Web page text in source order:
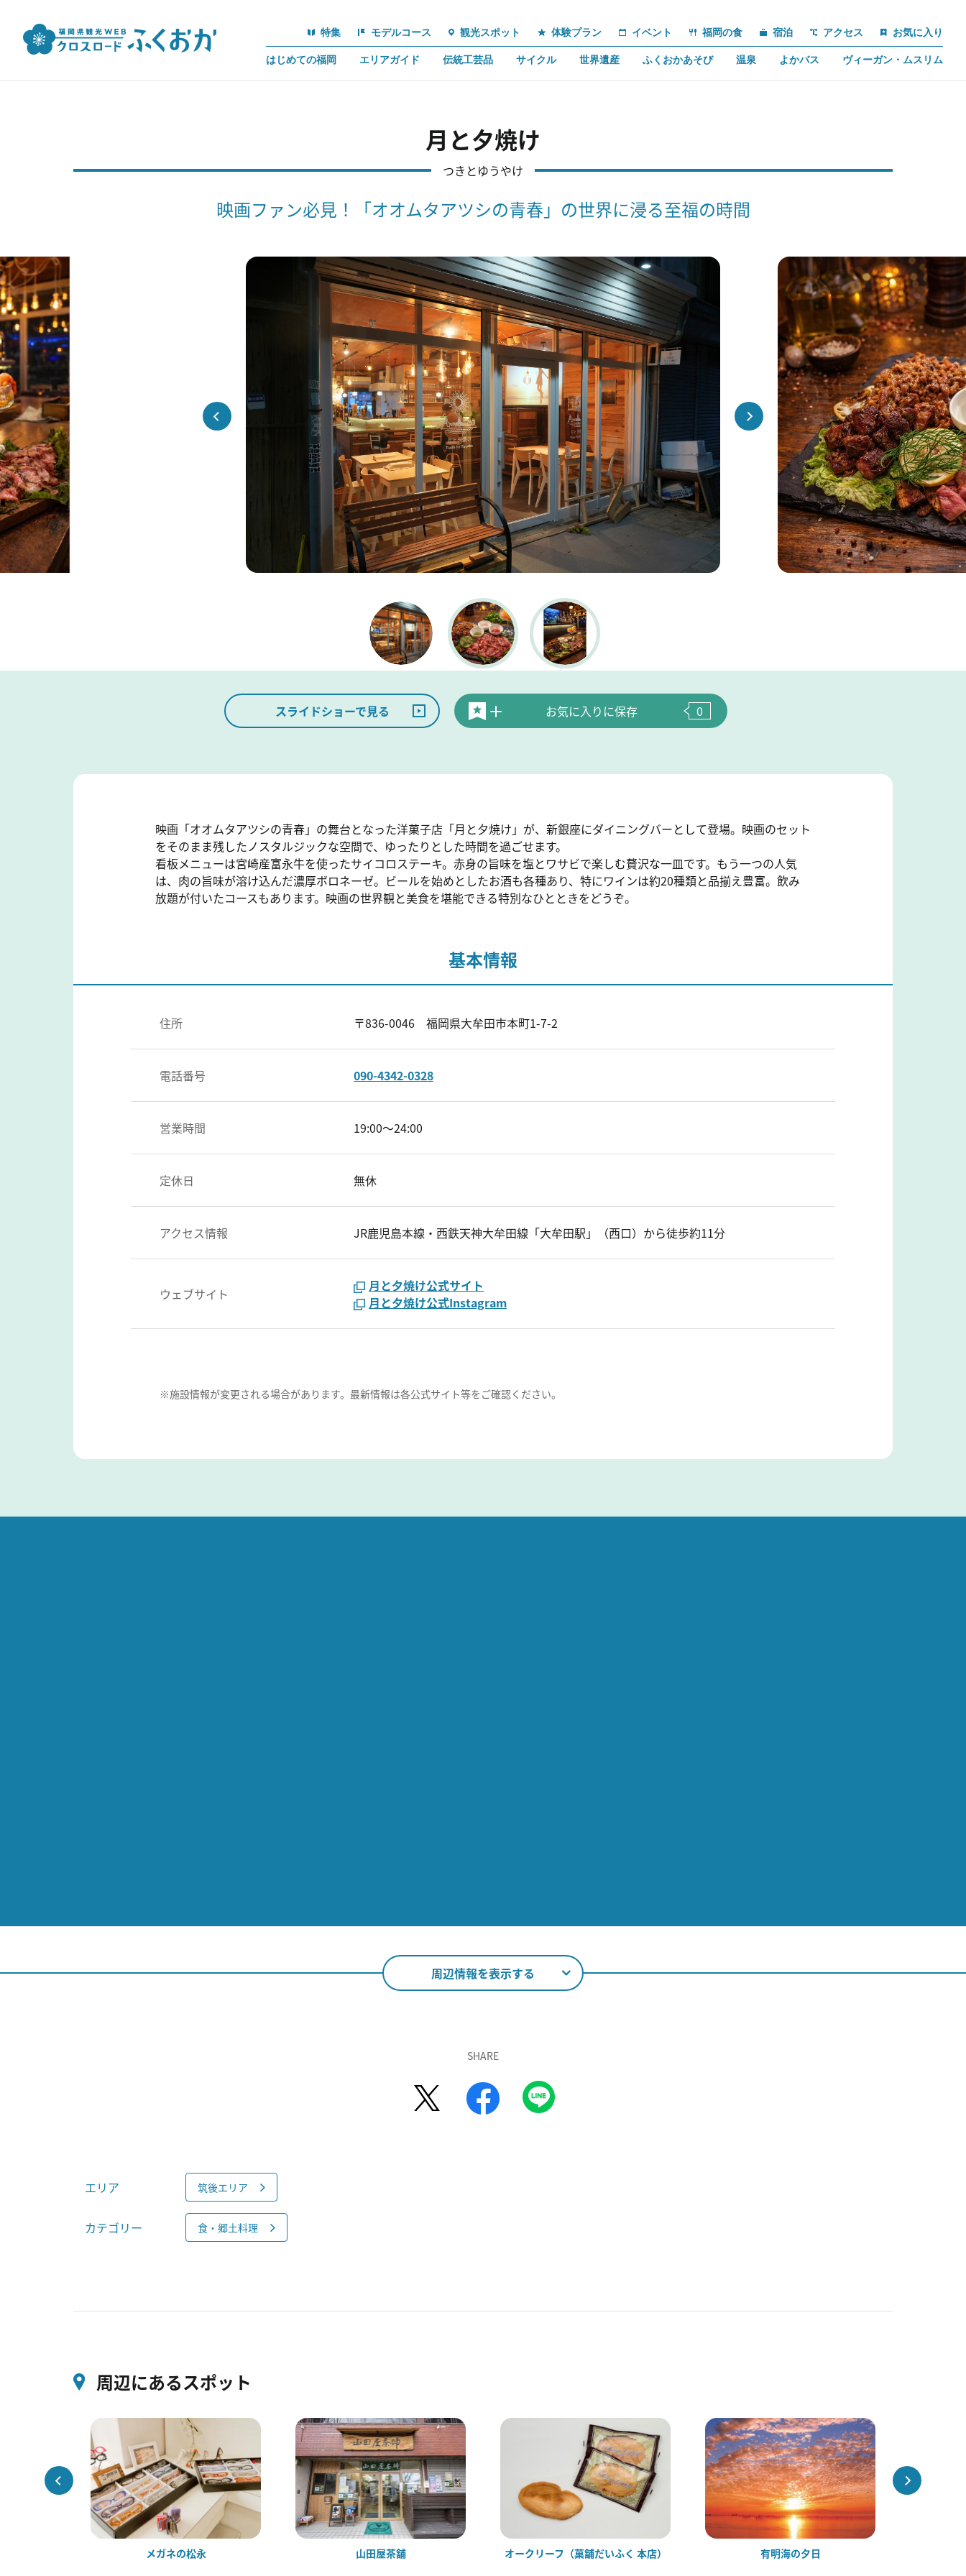
特集 モデルコース 観光スポット 体験プラン イベント 福岡の食 宿泊 アクセス お気に入り
はじめての福岡 エリアガイド 伝統工芸品 サイクル 世界遺産 ふくおかあそび 温泉 よかバス ヴィーガン・ムスリム
月と夕焼け
つきとゆうやけ
映画ファン必見！「オオムタアツシの青春」の世界に浸る至福の時間
スライドショーで見る お気に入りに保存 0
映画「オオムタアツシの青春」の舞台となった洋菓子店「月と夕焼け」が、新銀座にダイニングバーとして登場。映画のセット
をそのまま残したノスタルジックな空間で、ゆったりとした時間を過ごせます。
看板メニューは宮崎産富永牛を使ったサイコロステーキ。赤身の旨味を塩とワサビで楽しむ贅沢な一皿です。もう一つの人気
は、肉の旨味が溶け込んだ濃厚ボロネーゼ。ビールを始めとしたお酒も各種あり、特にワインは約20種類と品揃え豊富。飲み
放題が付いたコースもあります。映画の世界観と美食を堪能できる特別なひとときをどうぞ。
基本情報
住所 〒836-0046 福岡県大牟田市本町1-7-2
電話番号 090-4342-0328
営業時間 19:00～24:00
定休日 無休
アクセス情報 JR鹿児島本線・西鉄天神大牟田線「大牟田駅」（西口）から徒歩約11分
ウェブサイト
月と夕焼け公式サイト
月と夕焼け公式Instagram
※施設情報が変更される場合があります。最新情報は各公式サイト等をご確認ください。
周辺情報を表示する
SHARE
エリア 筑後エリア
カテゴリー 食・郷土料理
周辺にあるスポット
メガネの松永 山田屋茶舗 オークリーフ（菓舗だいふく 本店） 有明海の夕日